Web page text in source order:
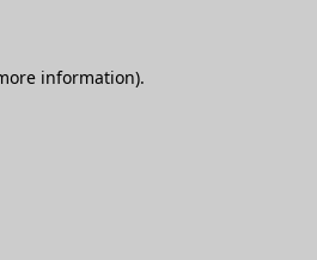
information).